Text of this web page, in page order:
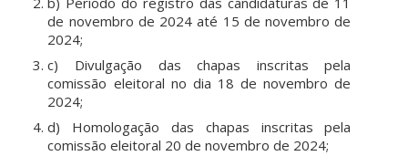
de novembro de 2024 até 15 de novembro de
2024;
c) Divulgação das chapas inscritas pela
comissão eleitoral no dia 18 de novembro de
2024;
d) Homologação das chapas inscritas pela
comissão eleitoral 20 de novembro de 2024;